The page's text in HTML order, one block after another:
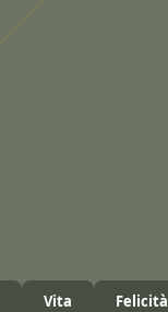
Vita Felicità